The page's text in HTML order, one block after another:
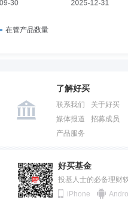
了解好买
联系我们
关于好买
媒体报道
招募成员
产品服务
好买基金
投基人士的必备理财
iPhone